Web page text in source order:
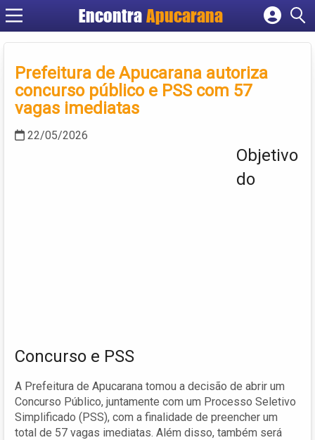
Encontra Apucarana
Cadastrar empresa
Criar conta
Prefeitura de Apucarana autoriza
concurso público e PSS com 57
vagas imediatas
22/05/2026
Objetivo
do
Concurso e PSS
A Prefeitura de Apucarana tomou a decisão de abrir um
Concurso Público, juntamente com um Processo Seletivo
Simplificado (PSS), com a finalidade de preencher um
total de 57 vagas imediatas. Além disso, também será